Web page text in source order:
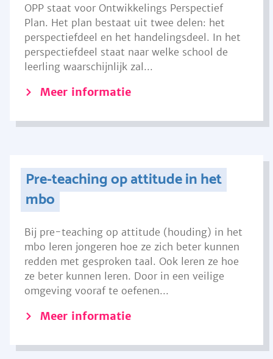
OPP staat voor Ontwikkelings Perspectief
Plan. Het plan bestaat uit twee delen: het
perspectiefdeel en het handelingsdeel. In het
perspectiefdeel staat naar welke school de
leerling waarschijnlijk zal...
Meer informatie
Pre-teaching op attitude in het
mbo
Bij pre-teaching op attitude (houding) in het
mbo leren jongeren hoe ze zich beter kunnen
redden met gesproken taal. Ook leren ze hoe
ze beter kunnen leren. Door in een veilige
omgeving vooraf te oefenen...
Meer informatie